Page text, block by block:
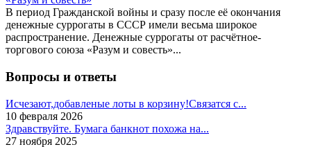
В период Гражданской войны и сразу после её окончания
денежные суррогаты в СССР имели весьма широкое
распространение. Денежные суррогаты от расчётное-
торгового союза «Разум и совесть»...
Вопросы и ответы
Исчезают,добавленые лоты в корзину!Связатся с...
10 февраля 2026
Здравствуйте. Бумага банкнот похожа на...
27 ноября 2025